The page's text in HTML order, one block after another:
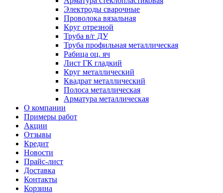
Электроды сварочные
Проволока вязальная
Круг отрезной
Труба в/г ДУ
Труба профильная металлическая
Рабица оц. яч
Лист ГК гладкий
Круг металлический
Квадрат металлический
Полоса металлическая
Арматура металлическая
О компании
Примеры работ
Акции
Отзывы
Кредит
Новости
Прайс-лист
Доставка
Контакты
Корзина